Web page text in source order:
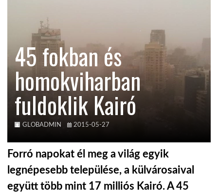
TROPICALMAGAZIN
GLOBOTV
A NAP SZÉPE
LINKTR.EE
GLOBOZSARU
45 fokban és
homokviharban
fuldoklik Kairó
GLOBADMIN 2015-05-27
Forró napokat él meg a világ egyik
legnépesebb települése, a külvárosaival
együtt több mint 17 milliós Kairó. A 45